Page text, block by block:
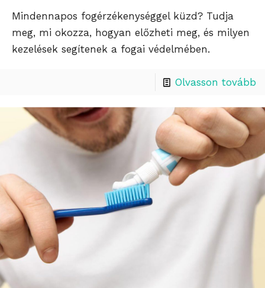
Mindennapos fogérzékenységgel küzd? Tudja
meg, mi okozza, hogyan előzheti meg, és milyen
kezelések segítenek a fogai védelmében.
Olvasson tovább